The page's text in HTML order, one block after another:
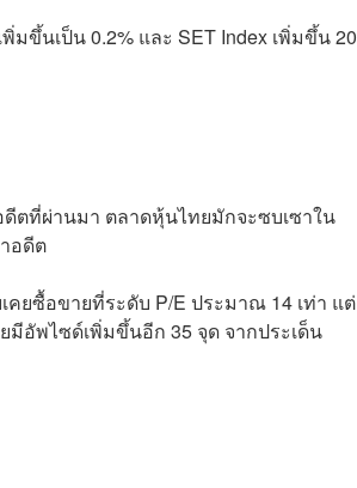
มขึ้นเป็น 0.2% และ SET Index เพิ่มขึ้น 20
ตที่ผ่านมา ตลาดหุ้นไทยมักจะซบเซาใน
อดีต
ยซื้อขายที่ระดับ P/E ประมาณ 14 เท่า แต่
อัพไซด์เพิ่มขึ้นอีก 35 จุด จากประเด็น